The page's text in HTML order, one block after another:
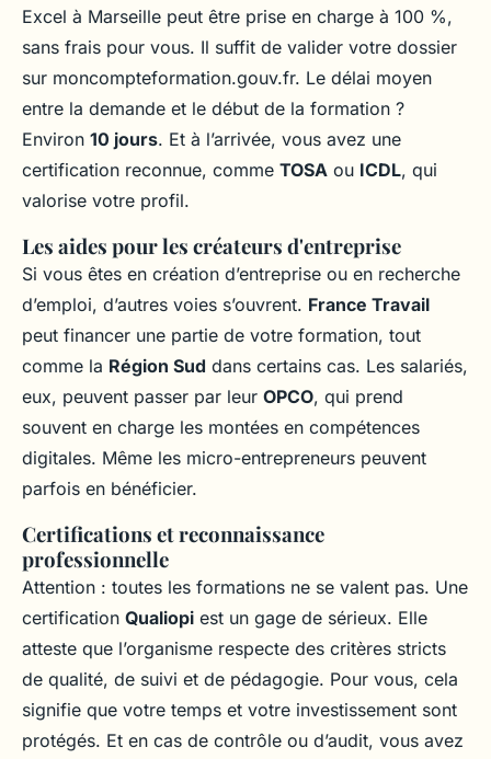
Excel à Marseille peut être prise en charge à 100 %,
sans frais pour vous. Il suffit de valider votre dossier
sur moncompteformation.gouv.fr. Le délai moyen
entre la demande et le début de la formation ?
Environ 10 jours. Et à l’arrivée, vous avez une
certification reconnue, comme TOSA ou ICDL, qui
valorise votre profil.
Les aides pour les créateurs d'entreprise
Si vous êtes en création d’entreprise ou en recherche
d’emploi, d’autres voies s’ouvrent. France Travail
peut financer une partie de votre formation, tout
comme la Région Sud dans certains cas. Les salariés,
eux, peuvent passer par leur OPCO, qui prend
souvent en charge les montées en compétences
digitales. Même les micro-entrepreneurs peuvent
parfois en bénéficier.
Certifications et reconnaissance
professionnelle
Attention : toutes les formations ne se valent pas. Une
certification Qualiopi est un gage de sérieux. Elle
atteste que l’organisme respecte des critères stricts
de qualité, de suivi et de pédagogie. Pour vous, cela
signifie que votre temps et votre investissement sont
protégés. Et en cas de contrôle ou d’audit, vous avez